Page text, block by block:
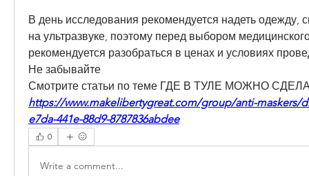
В день исследования рекомендуется надеть одежду,
на ультразвуке, поэтому перед выбором
рекомендуется разобраться в ценах и условиях
Не забывайте
Смотрите статьи по теме ГДЕ В ТУЛЕ МОЖНО
https://www.makelibertygreat.com/group/anti-maskers/
e7da-441e-88d9-8787836abdee
0
Write a comment...